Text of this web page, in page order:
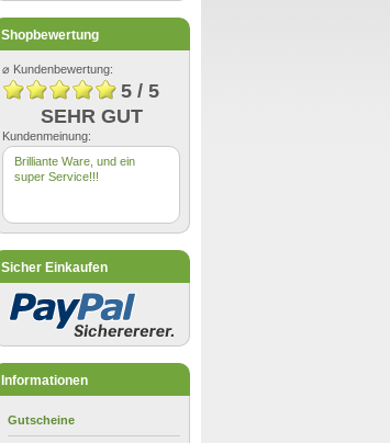
Shopbewertung
⌀ Kundenbewertung:
5 / 5
SEHR GUT
Kundenmeinung:
Brilliante Ware, und ein
super Service!!!
Sicher Einkaufen
Informationen
Gutscheine